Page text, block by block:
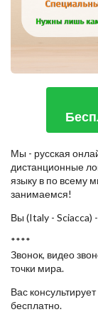
Мы - русская
дистанционные
языку в по всему
занимаемся!
Вы (Italy - Sciacca)
****
Звонок, видео
точки мира.
Вас
бесплатно.